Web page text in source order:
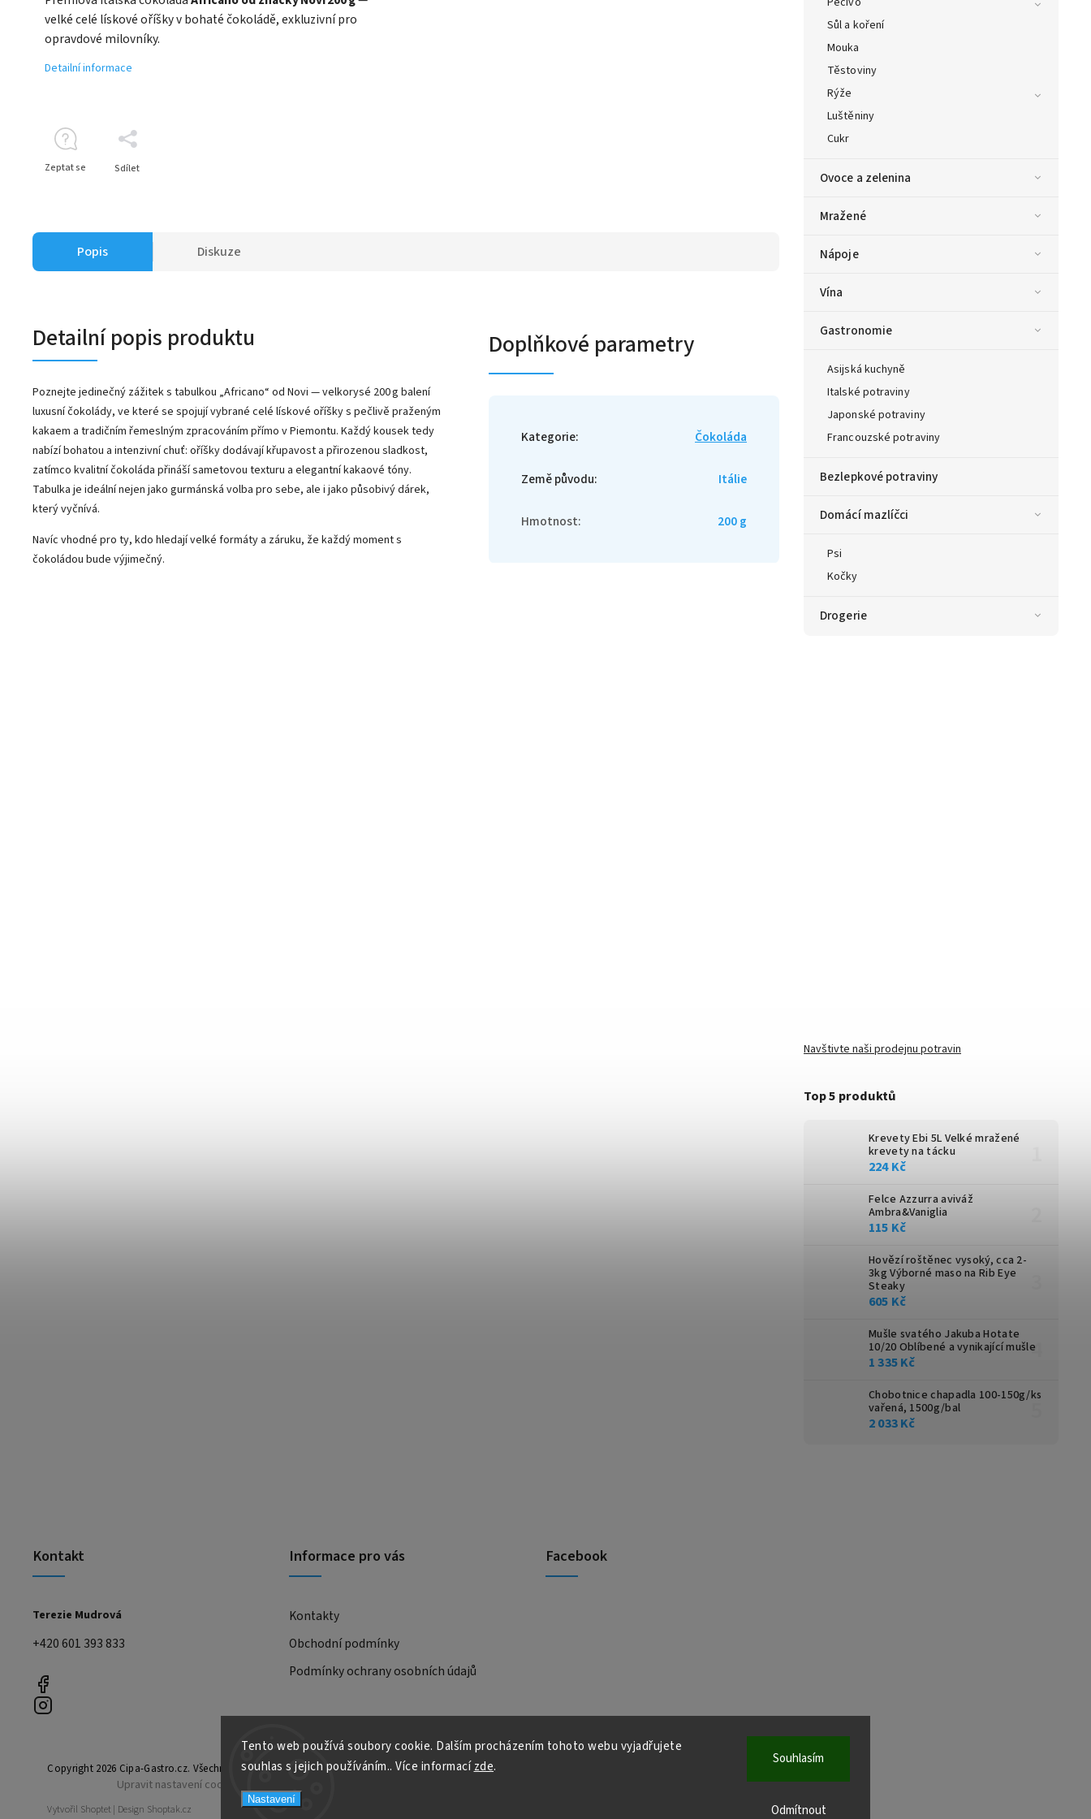
Tento web používá soubory cookie. Dalším procházením tohoto webu vyjadřujete
souhlas s jejich používáním.. Více informacízde.
Nastavení
Odmítnout
Souhlasím
Sůl a koření
Mouka
Těstoviny
Rýže
Luštěniny
Cukr
Ovoce a zelenina
Mražené
Nápoje
Vína
Gastronomie
Asijská kuchyně
Italské potraviny
Japonské potraviny
Francouzské potraviny
Bezlepkové potraviny
Domácí mazlíčci
Psi
Kočky
Drogerie
Navštivte naši prodejnu potravin
Top 5 produktů
Krevety Ebi 5L Velké mražené
krevety na tácku
224 Kč
Felce Azzurra aviváž
Ambra&Vaniglia
115 Kč
Hovězí roštěnec vysoký, cca 2-
3kgVýborné maso na Rib Eye
Steaky
605 Kč
Mušle svatého Jakuba Hotate
10/20 Oblíbené a vynikající mušle
1 335 Kč
Chobotnice chapadla 100-150g/ks
vařená, 1500g/bal
2 033 Kč
velké celé lískové oříšky v bohaté čokoládě, exkluzivní pro
opravdové milovníky.
Detailní informace
Zeptat se Sdílet
Popis Diskuze
Detailní popis produktu
Poznejte jedinečný zážitek s tabulkou „Africano“ od Novi — velkorysé 200 g balení
luxusní čokolády, ve které se spojují vybrané celé lískové oříšky s pečlivě praženým
kakaem a tradičním řemeslným zpracováním přímo v Piemontu. Každý kousek tedy
nabízí bohatou a intenzivní chuť: oříšky dodávají křupavost a přirozenou sladkost,
zatímco kvalitní čokoláda přináší sametovou texturu a elegantní kakaové tóny.
Tabulka je ideální nejen jako gurmánská volba pro sebe, ale i jako působivý dárek,
který vyčnívá.
Navíc vhodné pro ty, kdo hledají velké formáty a záruku, že každý moment s
čokoládou bude výjimečný.
Doplňkové parametry
Kategorie: Čokoláda
Země původu: Itálie
Hmotnost: 200 g
Kontakt
Terezie Mudrová
+420 601 393 833
Informace pro vás
Kontakty
Obchodní podmínky
Podmínky ochrany osobních údajů
Facebook
Copyright 2026 Cipa-Gastro.cz. Všechna práva vyhrazena.
Upravit nastavení cookies
Vytvořil Shoptet | Design Shoptak.cz